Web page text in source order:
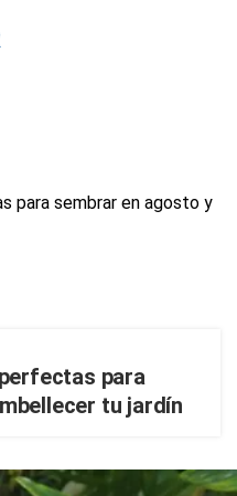
para
tu jardín